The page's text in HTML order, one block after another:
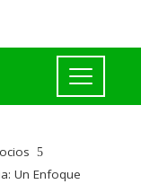
Un Enfoque